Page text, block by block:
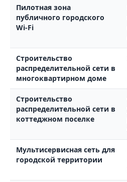
Пилотная зона
публичного городского
Wi-Fi
Строительство
распределительной сети в
многоквартирном доме
Строительство
распределительной сети в
коттеджном поселке
Мультисервисная сеть для
городской территории